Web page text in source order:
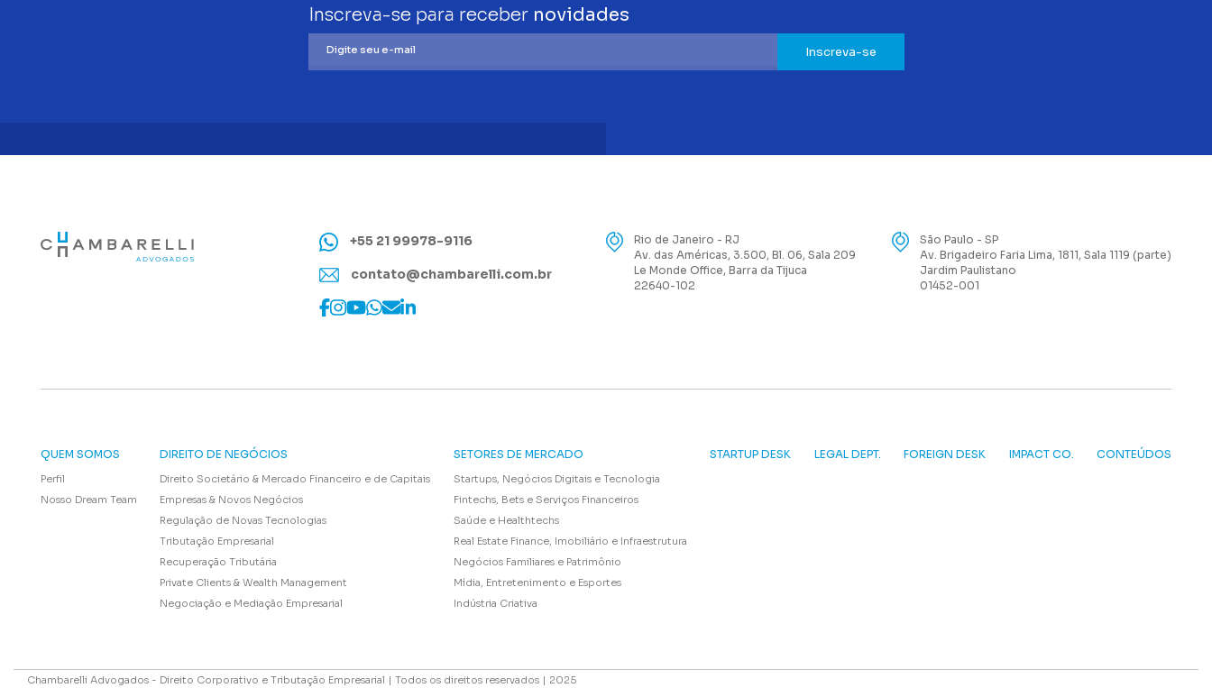
Inscreva-se para receber novidades
Inscreva-se
+55 21 99978-9116
contato@chambarelli.com.br
Rio de Janeiro - RJ
Av. das Américas, 3.500, Bl. 06, Sala 209
Le Monde Office, Barra da Tijuca
22640-102
São Paulo - SP
Av. Brigadeiro Faria Lima, 1811, Sala 1119 (parte)
Jardim Paulistano
01452-001
QUEM SOMOS
Perfil
Nosso Dream Team
DIREITO DE NEGÓCIOS
Direito Societário & Mercado Financeiro e de Capitais
Empresas & Novos Negócios
Regulação de Novas Tecnologias
Tributação Empresarial
Recuperação Tributária
Private Clients & Wealth Management
Negociação e Mediação Empresarial
SETORES DE MERCADO
Startups, Negócios Digitais e Tecnologia
Fintechs, Bets e Serviços Financeiros
Saúde e Healthtechs
Real Estate Finance, Imobiliário e Infraestrutura
Negócios Familiares e Patrimônio
Mídia, Entretenimento e Esportes
Indústria Criativa
STARTUP DESK LEGAL DEPT. FOREIGN DESK IMPACT CO. CONTEÚDOS
Chambarelli Advogados - Direito Corporativo e Tributação Empresarial | Todos os direitos reservados | 2025